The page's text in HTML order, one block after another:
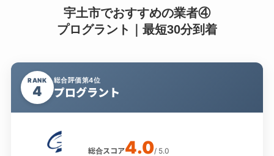
宇土市でおすすめの業者④
プログラント｜最短30分到着
RANK
4
総合評価第4位
プログラント
総合スコア4.0/ 5.0